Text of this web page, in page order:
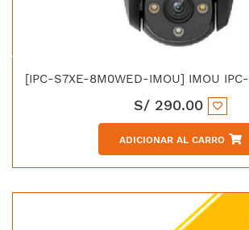
S/ 290.00
ADICIONAR AL CARRO